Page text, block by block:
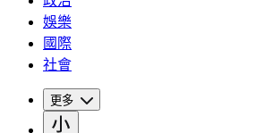
娛樂
國際
社會
更多